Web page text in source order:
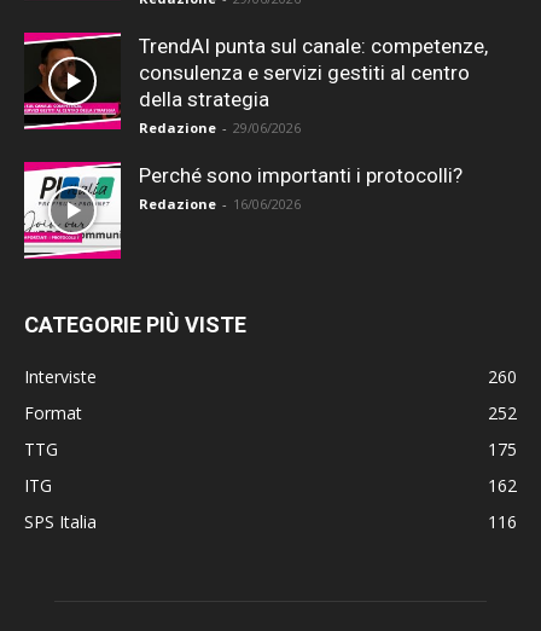
TrendAI punta sul canale: competenze,
consulenza e servizi gestiti al centro
della strategia
Redazione - 29/06/2026
Perché sono importanti i protocolli?
Redazione - 16/06/2026
CATEGORIE PIÙ VISTE
Interviste
260
Format
252
TTG
175
ITG
162
SPS Italia
116